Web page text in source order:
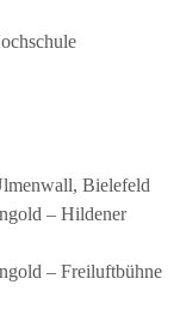
Bielefeld
– Hildener
– Freiluftbühne